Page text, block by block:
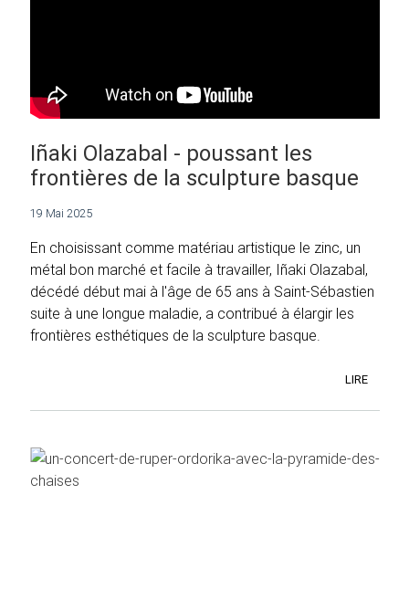
Iñaki Olazabal - poussant les
frontières de la sculpture basque
19 Mai 2025
En choisissant comme matériau artistique le zinc, un
métal bon marché et facile à travailler, Iñaki Olazabal,
décédé début mai à l'âge de 65 ans à Saint-Sébastien
suite à une longue maladie, a contribué à élargir les
frontières esthétiques de la sculpture basque.
LIRE